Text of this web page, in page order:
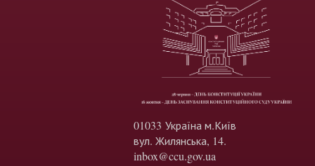
01033 Україна м.Київ
вул. Жилянська, 14.
inbox@ccu.gov.ua